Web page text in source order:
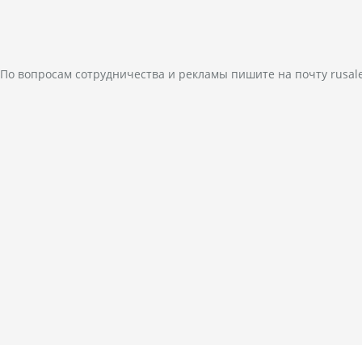
По вопросам сотрудничества и рекламы пишите на почту